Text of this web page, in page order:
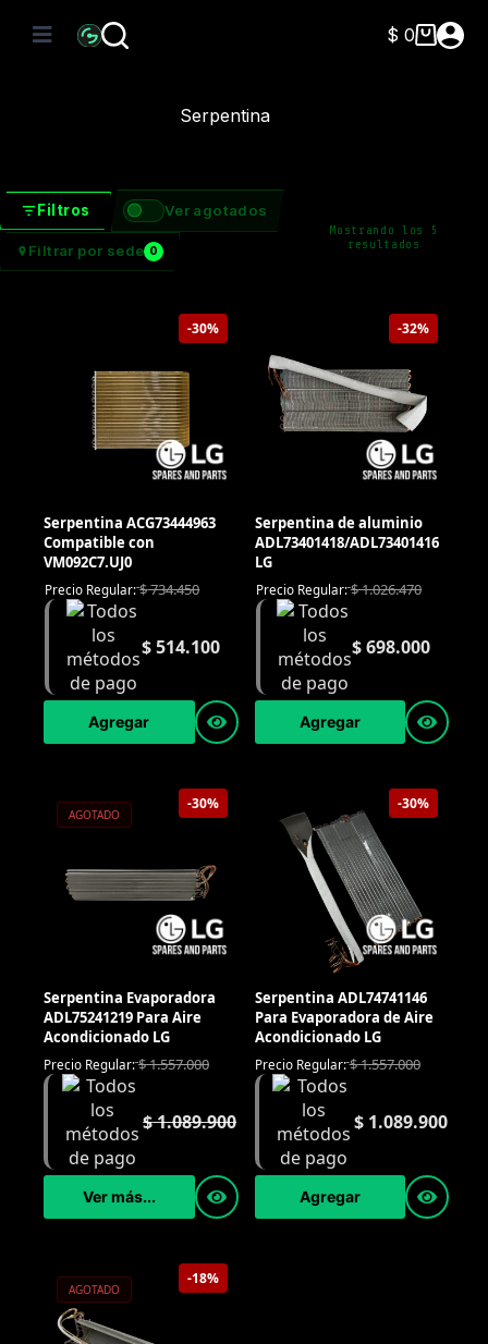
Carro
$ 0
Serpentina
Filtros Ver agotados
Filtrar por sede 0
Mostrando los 5
resultados
alto
-30%
Serpentina ACG73444963
Compatible con
VM092C7.UJ0
Precio Regular:$734.450
$514.100
Agregar
-32%
Serpentina de aluminio
ADL73401418/ADL73401416
LG
Precio Regular:$1.026.470
$698.000
Agregar
-30%
AGOTADO
Serpentina Evaporadora
ADL75241219 Para Aire
Acondicionado LG
Precio Regular:$1.557.000
$1.089.900
Ver más...
-30%
Serpentina ADL74741146
Para Evaporadora de Aire
Acondicionado LG
Precio Regular:$1.557.000
$1.089.900
Agregar
-18%
AGOTADO